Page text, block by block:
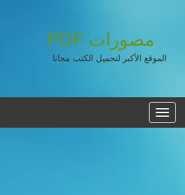
مصورات PDF
الموقع الأكبر لتحميل الكتب مجانا
القائمه
الرئيسية